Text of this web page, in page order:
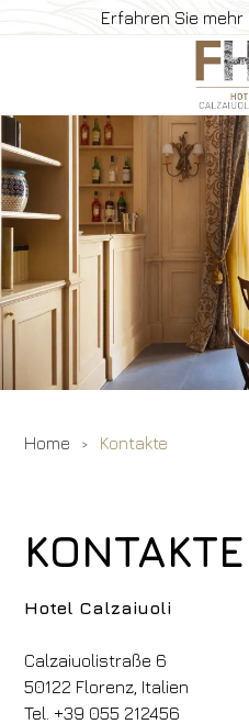
Erfahren Sie mehr
So
Home Kontakte
KONTAKTE
Hotel Calzaiuoli
Calzaiuolistraße 6
50122 Florenz, Italien
Tel. +39 055 212456